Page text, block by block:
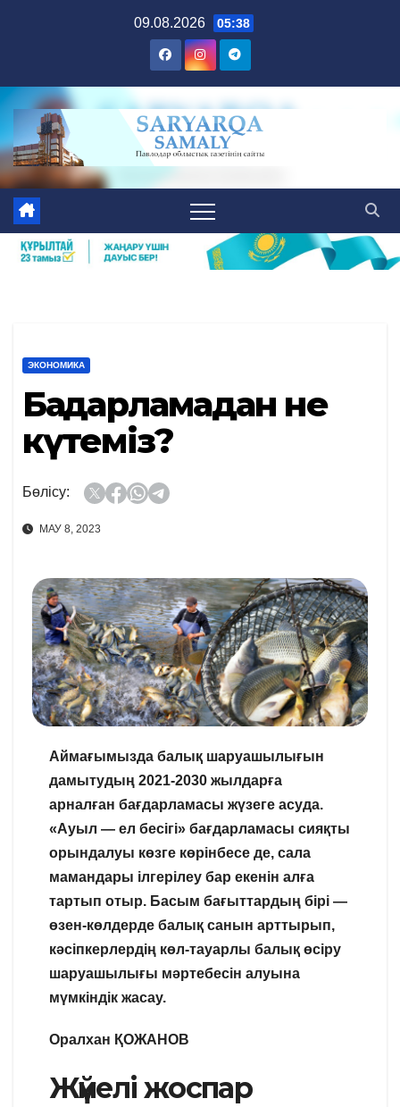
09.08.2026 05:38
ЭКОНОМИКА
Бағдарламадан не
күтеміз?
Бөлісу:
МАУ 8, 2023
Аймағымызда балық шаруашылығын
дамытудың 2021-2030 жылдарға
арналған бағдарламасы жүзеге асуда.
«Ауыл — ел бесігі» бағдарламасы сияқты
орындалуы көзге көрінбесе де, сала
мамандары ілгерілеу бар екенін алға
тартып отыр. Басым бағыттардың бірі —
өзен-көлдерде балық санын арттырып,
кәсіпкерлердің көл-тауарлы балық өсіру
шаруашылығы мәртебесін алуына
мүмкіндік жасау.
Оралхан ҚОЖАНОВ
Жүйелі жоспар